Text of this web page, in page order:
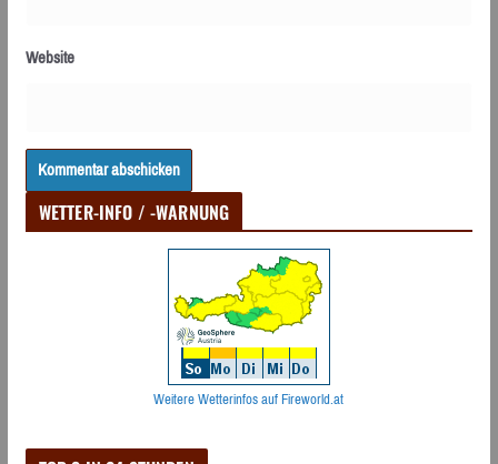
Website
WETTER-INFO / -WARNUNG
Weitere Wetterinfos auf Fireworld.at